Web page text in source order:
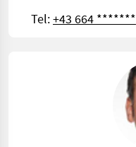
Tel:+43 664 *******